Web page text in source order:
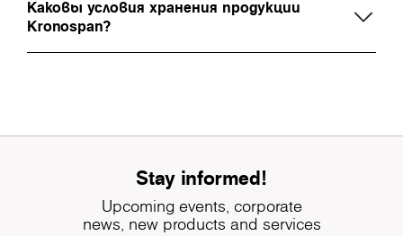
Каковы условия хранения продукции
Kronospan?
Stay informed!
Upcoming events, corporate
news, new products and services